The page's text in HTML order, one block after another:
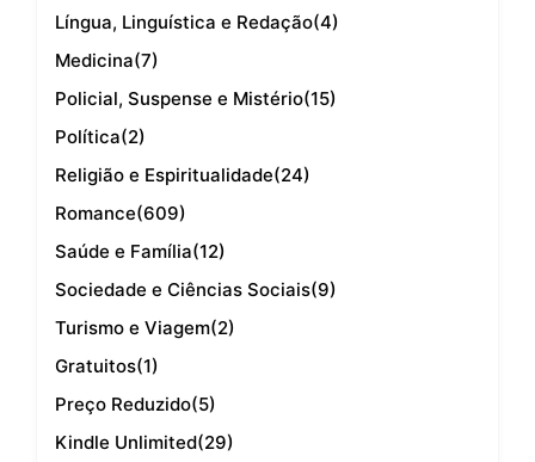
Língua, Linguística e Redação(4)
Medicina(7)
Policial, Suspense e Mistério(15)
Política(2)
Religião e Espiritualidade(24)
Romance(609)
Saúde e Família(12)
Sociedade e Ciências Sociais(9)
Turismo e Viagem(2)
Gratuitos(1)
Preço Reduzido(5)
Kindle Unlimited(29)